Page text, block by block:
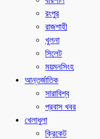
রংপুর
রাজশাহী
খুলনা
সিলেট
ময়মনসিংহ
আন্তর্জাতিক
সারাবিশ্ব
প্রবাস খবর
খেলাধুলা
ক্রিকেট